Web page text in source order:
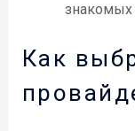
знакомых
Как